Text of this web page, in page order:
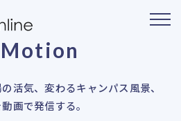
活気、変わるキャンパス風景、
画で発信する。